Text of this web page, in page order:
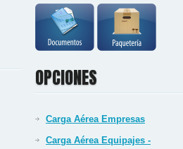
OPCIONES
Carga Aérea Empresas
Carga Aérea Equipajes -